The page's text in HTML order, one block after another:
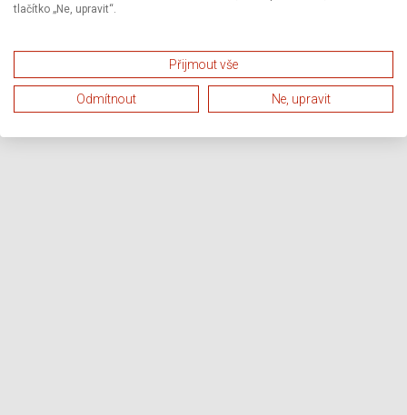
tlačítko „Ne, upravit“.
Přijmout vše
Odmítnout Ne, upravit